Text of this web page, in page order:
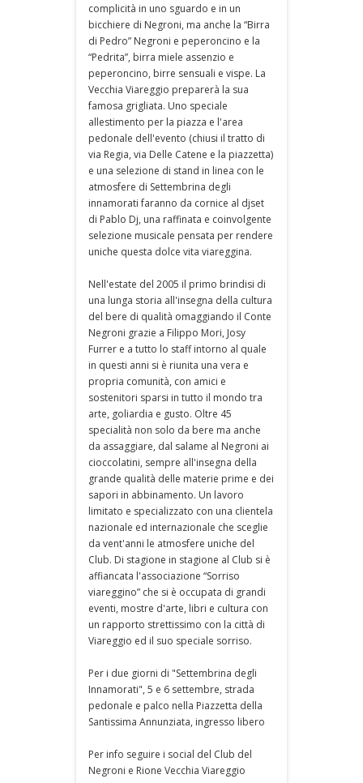
complicità in uno sguardo e in un
bicchiere di Negroni, ma anche la “Birra
di Pedro” Negroni e peperoncino e la
“Pedrita”, birra miele assenzio e
peperoncino, birre sensuali e vispe. La
Vecchia Viareggio preparerà la sua
famosa grigliata. Uno speciale
allestimento per la piazza e l'area
pedonale dell'evento (chiusi il tratto di
via Regia, via Delle Catene e la piazzetta)
e una selezione di stand in linea con le
atmosfere di Settembrina degli
innamorati faranno da cornice al djset
di Pablo Dj, una raffinata e coinvolgente
selezione musicale pensata per rendere
uniche questa dolce vita viareggina.
Nell'estate del 2005 il primo brindisi di
una lunga storia all'insegna della cultura
del bere di qualità omaggiando il Conte
Negroni grazie a Filippo Mori, Josy
Furrer e a tutto lo staff intorno al quale
in questi anni si è riunita una vera e
propria comunità, con amici e
sostenitori sparsi in tutto il mondo tra
arte, goliardia e gusto. Oltre 45
specialità non solo da bere ma anche
da assaggiare, dal salame al Negroni ai
cioccolatini, sempre all'insegna della
grande qualità delle materie prime e dei
sapori in abbinamento. Un lavoro
limitato e specializzato con una clientela
nazionale ed internazionale che sceglie
da vent'anni le atmosfere uniche del
Club. Di stagione in stagione al Club si è
affiancata l'associazione “Sorriso
viareggino” che si è occupata di grandi
eventi, mostre d'arte, libri e cultura con
un rapporto strettissimo con la città di
Viareggio ed il suo speciale sorriso.
Per i due giorni di "Settembrina degli
Innamorati", 5 e 6 settembre, strada
pedonale e palco nella Piazzetta della
Santissima Annunziata, ingresso libero
Per info seguire i social del Club del
Negroni e Rione Vecchia Viareggio